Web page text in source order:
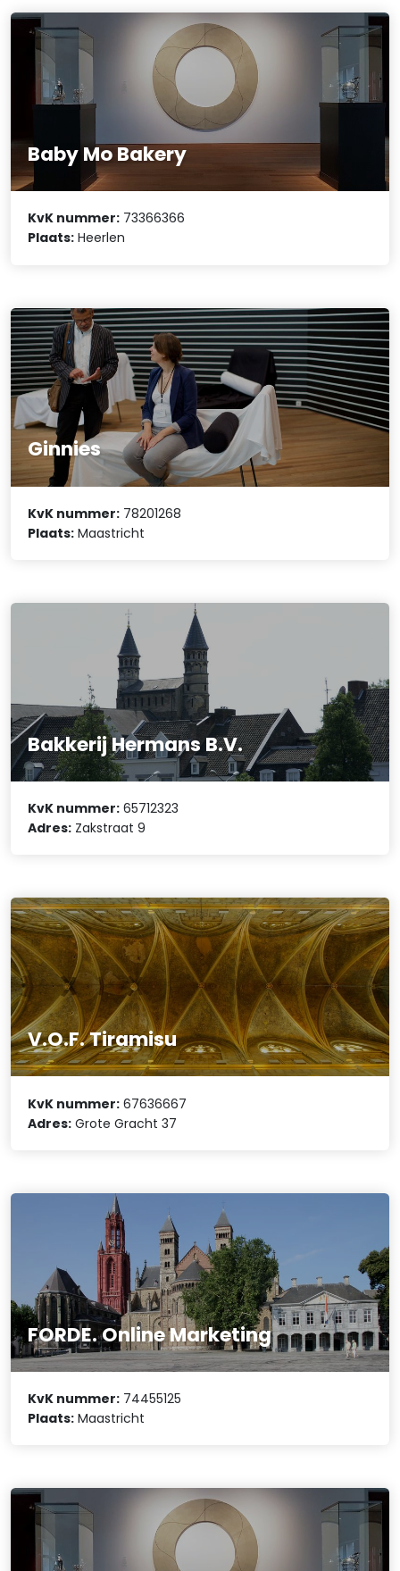
Baby Mo Bakery
KvK nummer: 73366366
Plaats: Heerlen
Ginnies
KvK nummer: 78201268
Plaats: Maastricht
Bakkerij Hermans B.V.
KvK nummer: 65712323
Adres: Zakstraat 9
V.O.F. Tiramisu
KvK nummer: 67636667
Adres: Grote Gracht 37
FORDE. Online Marketing
KvK nummer: 74455125
Plaats: Maastricht